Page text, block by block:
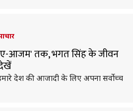
आजम' तक, भगत सिंह के जीवन
देश की आजादी के लिए अपना सर्वोच्च